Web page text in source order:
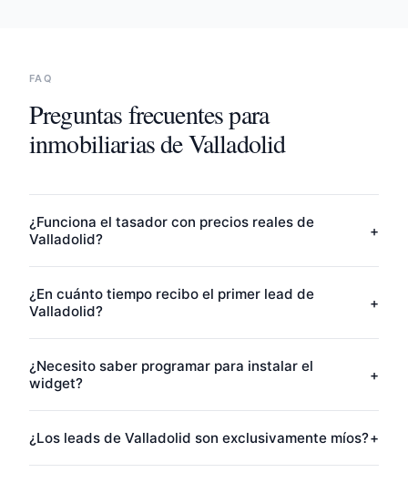
FAQ
Preguntas frecuentes para
inmobiliarias deValladolid
¿Funciona el tasador con precios reales de
Valladolid?
+
¿En cuánto tiempo recibo el primer lead de
Valladolid?
+
¿Necesito saber programar para instalar el
widget?
+
¿Los leads de Valladolid son exclusivamente míos?+